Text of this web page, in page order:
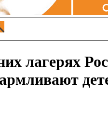
лагерях